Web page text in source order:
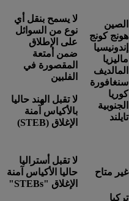
الصين
هونج كونج
إندونيسيا
ماليزيا
المالديف
سنغافورة
كوريا
الجنوبية
تايلند
لا يسمح بنقل أي
نوع من السوائل
على الإطلاق
ضمن أمتعة
المقصورة في
الفلبين
لا تقبل الهند حاليا
بالأكياس آمنة
الإغلاق (STEB)
غير متاح
لا تقبل أستراليا
حاليا الأكياس آمنة
الإغلاق "STEBs"
تركيا